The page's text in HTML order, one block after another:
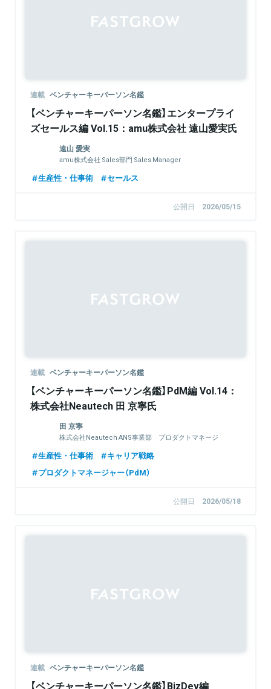
連載 ベンチャーキーパーソン名鑑
【ベンチャーキーパーソン名鑑】エンタープライ
ズセールス編 Vol.15：amu株式会社 遠山愛実氏
遠山 愛実
amu株式会社 Sales部門 Sales Manager
生産性・仕事術 セールス
公開日 2026/05/15
連載 ベンチャーキーパーソン名鑑
【ベンチャーキーパーソン名鑑】PdM編 Vol.14：
株式会社Neautech 田 京寧氏
田 京寧
株式会社Neautech ANS事業部 プロダクトマネージ
生産性・仕事術
キャリア戦略
プロダクトマネージャー（PdM）
公開日 2026/05/18
連載 ベンチャーキーパーソン名鑑
【ベンチャーキーパーソン名鑑】BizDev編